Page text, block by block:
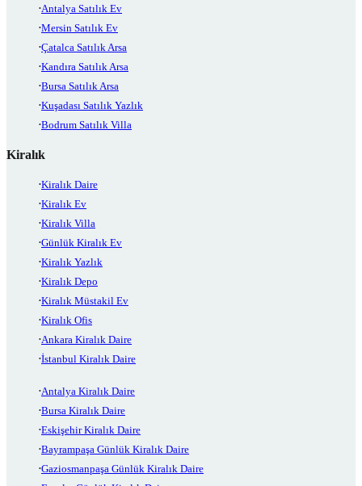
Antalya Satılık Ev
Mersin Satılık Ev
Çatalca Satılık Arsa
Kandıra Satılık Arsa
Bursa Satılık Arsa
Kuşadası Satılık Yazlık
Bodrum Satılık Villa
Kiralık
Kiralık Daire
Kiralık Ev
Kiralık Villa
Günlük Kiralık Ev
Kiralık Yazlık
Kiralık Depo
Kiralık Müstakil Ev
Kiralık Ofis
Ankara Kiralık Daire
İstanbul Kiralık Daire
Antalya Kiralık Daire
Bursa Kiralık Daire
Eskişehir Kiralık Daire
Bayrampaşa Günlük Kiralık Daire
Gaziosmanpaşa Günlük Kiralık Daire